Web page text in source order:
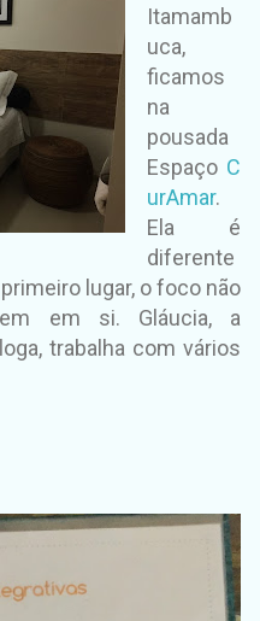
Itamamb
uca,
ficamos
na
pousada
Espaço C
urAmar.
Ela é
diferente
lugar, o foco não
em si. Gláucia, a
trabalha com vários